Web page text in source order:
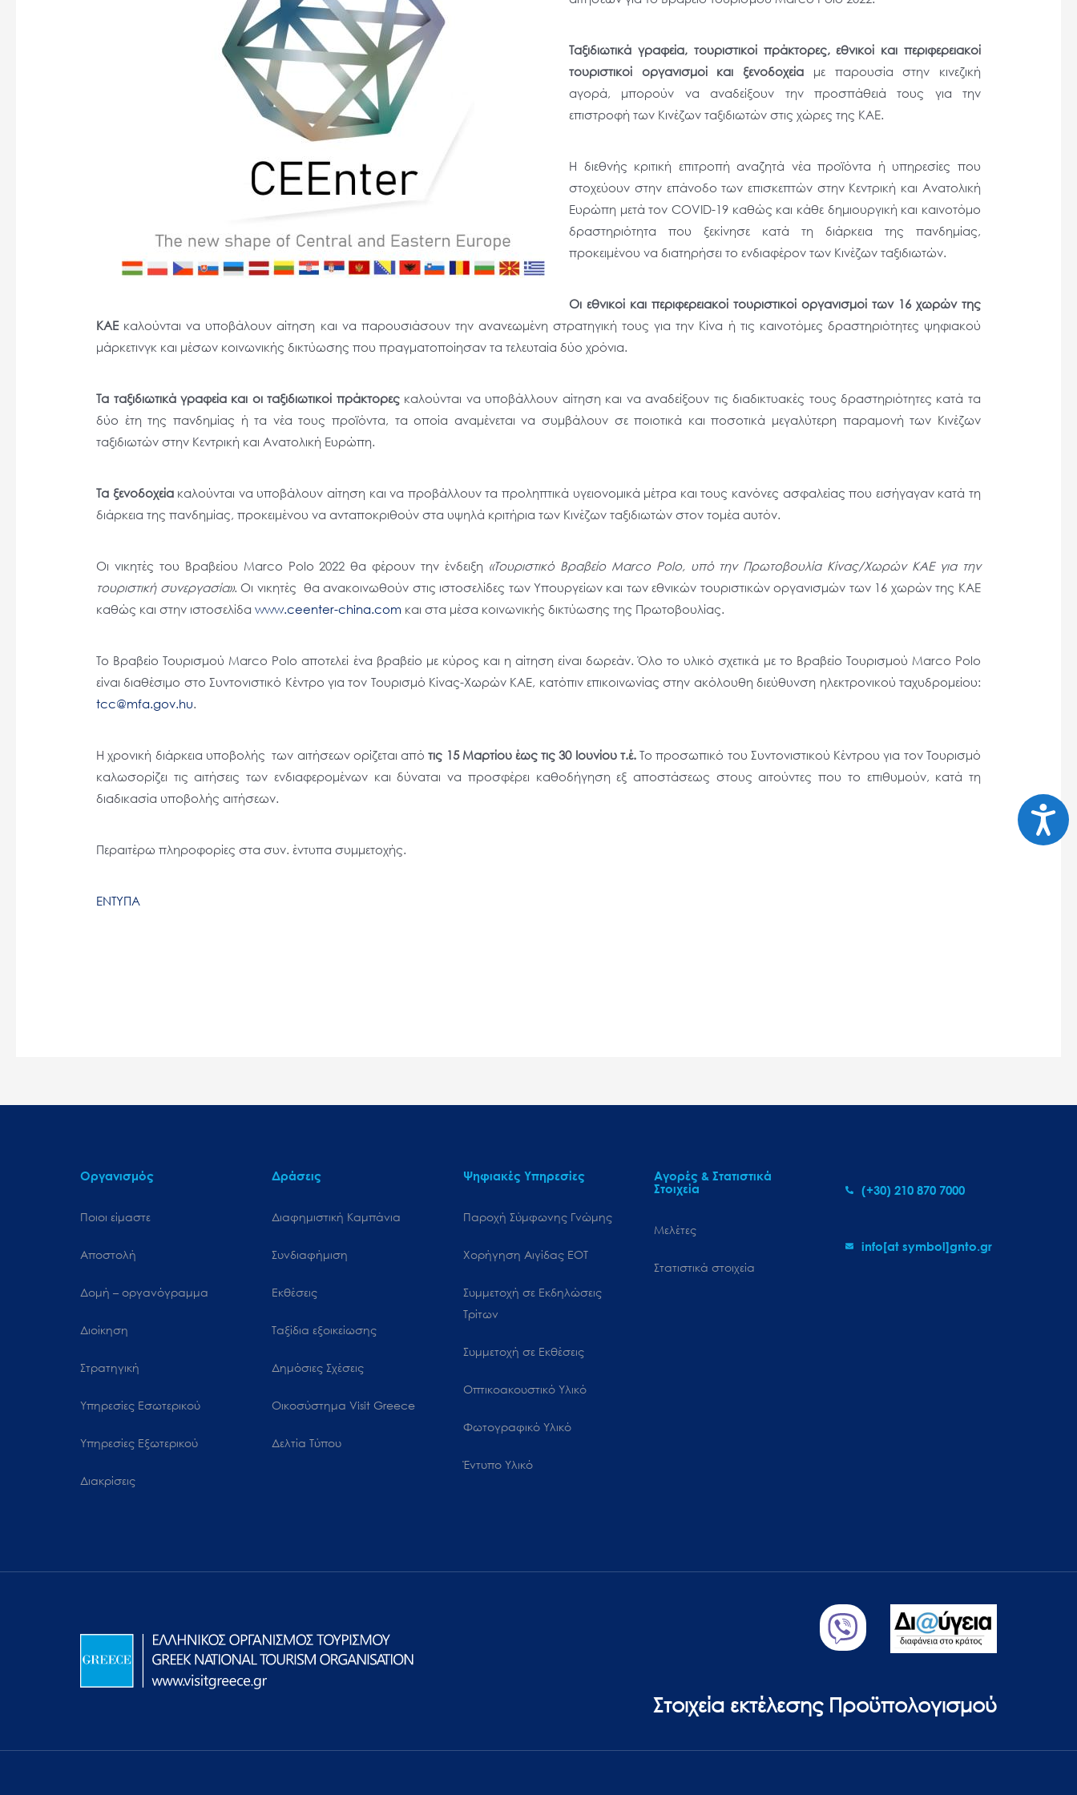
Ταξιδιωτικά γραφεία, τουριστικοί πράκτορες, εθνικοί και περιφερειακοί
τουριστικοί οργανισμοί και ξενοδοχεία με παρουσία στην κινεζική
αγορά, μπορούν να αναδείξουν την προσπάθειά τους για την
επιστροφή των Κινέζων ταξιδιωτών στις χώρες της ΚΑΕ.
Η διεθνής κριτική επιτροπή αναζητά νέα προϊόντα ή υπηρεσίες που
στοχεύουν στην επάνοδο των επισκεπτών στην Κεντρική και Ανατολική
Ευρώπη μετά τον COVID-19 καθώς και κάθε δημιουργική και καινοτόμο
δραστηριότητα που ξεκίνησε κατά τη διάρκεια της πανδημίας,
προκειμένου να διατηρήσει το ενδιαφέρον των Κινέζων ταξιδιωτών.
Οι εθνικοί και περιφερειακοί τουριστικοί οργανισμοί των 16 χωρών της
ΚΑΕ καλούνται να υποβάλουν αίτηση και να παρουσιάσουν την ανανεωμένη στρατηγική τους για την Κίνα ή τις καινοτόμες δραστηριότητες ψηφιακού
μάρκετινγκ και μέσων κοινωνικής δικτύωσης που πραγματοποίησαν τα τελευταία δύο χρόνια.
Τα ταξιδιωτικά γραφεία και οι ταξιδιωτικοί πράκτορεςκαλούνται να υποβάλλουν αίτηση και να αναδείξουν τις διαδικτυακές τους δραστηριότητες κατά τα
δύο έτη της πανδημίας ή τα νέα τους προϊόντα, τα οποία αναμένεται να συμβάλουν σε ποιοτικά και ποσοτικά μεγαλύτερη παραμονή των Κινέζων
ταξιδιωτών στην Κεντρική και Ανατολική Ευρώπη.
Τα ξενοδοχείακαλούνται να υποβάλουν αίτηση και να προβάλλουν τα προληπτικά υγειονομικά μέτρα και τους κανόνες ασφαλείας που εισήγαγαν κατά τη
διάρκεια της πανδημίας, προκειμένου να ανταποκριθούν στα υψηλά κριτήρια των Κινέζων ταξιδιωτών στον τομέα αυτόν.
Οι νικητές του Βραβείου Marco Polo 2022 θα φέρουν την ένδειξη «Τουριστικό Βραβείο Marco Polo, υπό την Πρωτοβουλία Κίνας/Χωρών ΚΑΕ για την
τουριστική συνεργασία». Οι νικητές θα ανακοινωθούν στις ιστοσελίδες των Υπουργείων και των εθνικών τουριστικών οργανισμών των 16 χωρών της ΚΑΕ
καθώς και στην ιστοσελίδαwww.ceenter-china.com και στα μέσα κοινωνικής δικτύωσης της Πρωτοβουλίας.
Το Βραβείο Τουρισμού Marco Polo αποτελεί ένα βραβείο με κύρος και η αίτηση είναι δωρεάν. Όλο το υλικό σχετικά με το Βραβείο Τουρισμού Marco Polo
είναι διαθέσιμο στο Συντονιστικό Κέντρο για τον Τουρισμό Κίνας-Χωρών ΚΑΕ, κατόπιν επικοινωνίας στην ακόλουθη διεύθυνση ηλεκτρονικού ταχυδρομείου:
tcc@mfa.gov.hu.
Η χρονική διάρκεια υποβολής των αιτήσεων ορίζεται απότις 15 Μαρτίου έως τις 30 Ιουνίου τ.έ. Το προσωπικό του Συντονιστικού Κέντρου για τον Τουρισμό
καλωσορίζει τις αιτήσεις των ενδιαφερομένων και δύναται να προσφέρει καθοδήγηση εξ αποστάσεως στους αιτούντες που το επιθυμούν, κατά τη
διαδικασία υποβολής αιτήσεων.
Περαιτέρω πληροφορίες στα συν. έντυπα συμμετοχής.
ΕΝΤΥΠΑ
Οργανισμός
Ποιοι είμαστε
Αποστολή
Δομή – οργανόγραμμα
Διοίκηση
Στρατηγική
Υπηρεσίες Εσωτερικού
Υπηρεσίες Εξωτερικού
Διακρίσεις
Δράσεις
Διαφημιστική Καμπάνια
Συνδιαφήμιση
Εκθέσεις
Ταξίδια εξοικείωσης
Δημόσιες Σχέσεις
Oικοσύστημα Visit Greece
Δελτία Τύπου
Ψηφιακές Υπηρεσίες
Παροχή Σύμφωνης Γνώμης
Χορήγηση Αιγίδας ΕΟΤ
Συμμετοχή σε Εκδηλώσεις
Τρίτων
Συμμετοχή σε Εκθέσεις
Οπτικοακουστικό Υλικό
Φωτογραφικό Υλικό
Έντυπο Υλικό
Αγορές & Στατιστικά
Στοιχεία
Μελέτες
Στατιστικά στοιχεία
(+30) 210 870 7000
info[at symbol]gnto.gr
Στοιχεία εκτέλεσης Προϋπολογισμού